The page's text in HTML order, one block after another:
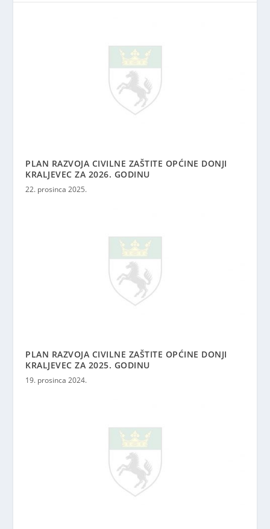
PLAN RAZVOJA CIVILNE ZAŠTITE OPĆINE DONJI
KRALJEVEC ZA 2026. GODINU
22. prosinca 2025.
PLAN RAZVOJA CIVILNE ZAŠTITE OPĆINE DONJI
KRALJEVEC ZA 2025. GODINU
19. prosinca 2024.